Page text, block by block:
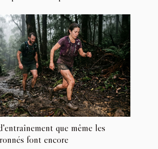
que même les
font encore